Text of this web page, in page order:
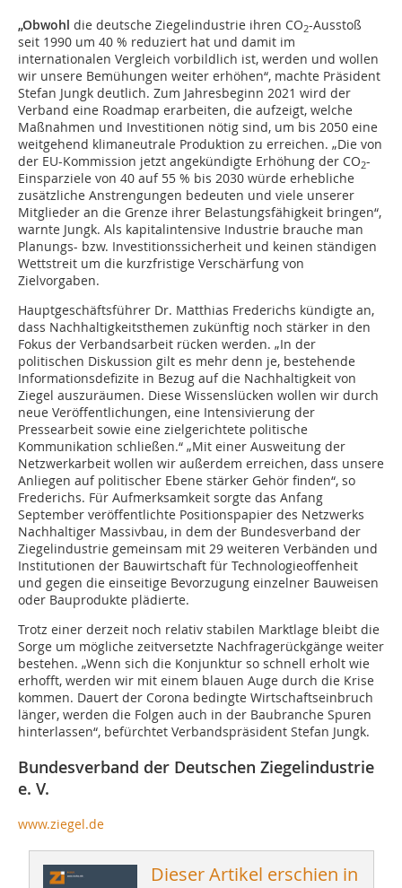
„Obwohl die deutsche Ziegelindustrie ihren CO2-Ausstoß
seit 1990 um 40 % reduziert hat und damit im
internationalen Vergleich vorbildlich ist, werden und wollen
wir unsere Bemühungen weiter erhöhen“, machte Präsident
Stefan Jungk deutlich. Zum Jahresbeginn 2021 wird der
Verband eine Roadmap erarbeiten, die aufzeigt, welche
Maßnahmen und Investitionen nötig sind, um bis 2050 eine
weitgehend klimaneutrale Produktion zu erreichen. „Die von
der EU-Kommission jetzt angekündigte Erhöhung der CO2-
Einsparziele von 40 auf 55 % bis 2030 würde erhebliche
zusätzliche Anstrengungen bedeuten und viele unserer
Mitglieder an die Grenze ihrer Belastungsfähigkeit bringen“,
warnte Jungk. Als kapitalintensive Industrie brauche man
Planungs- bzw. Investitionssicherheit und keinen ständigen
Wettstreit um die kurzfristige Verschärfung von
Zielvorgaben.
Hauptgeschäftsführer Dr. Matthias Frederichs kündigte an,
dass Nachhaltigkeitsthemen zukünftig noch stärker in den
Fokus der Verbandsarbeit rücken werden. „In der
politischen Diskussion gilt es mehr denn je, bestehende
Informationsdefizite in Bezug auf die Nachhaltigkeit von
Ziegel auszuräumen. Diese Wissenslücken wollen wir durch
neue Veröffentlichungen, eine Intensivierung der
Pressearbeit sowie eine zielgerichtete politische
Kommunikation schließen.“ „Mit einer Ausweitung der
Netzwerkarbeit wollen wir außerdem erreichen, dass unsere
Anliegen auf politischer Ebene stärker Gehör finden“, so
Frederichs. Für Aufmerksamkeit sorgte das Anfang
September veröffentlichte Positionspapier des Netzwerks
Nachhaltiger Massivbau, in dem der Bundesverband der
Ziegelindustrie gemeinsam mit 29 weiteren Verbänden und
Institutionen der Bauwirtschaft für Technologieoffenheit
und gegen die einseitige Bevorzugung einzelner Bauweisen
oder Bauprodukte plädierte.
Trotz einer derzeit noch relativ stabilen Marktlage bleibt die
Sorge um mögliche zeitversetzte Nachfragerückgänge weiter
bestehen. „Wenn sich die Konjunktur so schnell erholt wie
erhofft, werden wir mit einem blauen Auge durch die Krise
kommen. Dauert der Corona bedingte Wirtschaftseinbruch
länger, werden die Folgen auch in der Baubranche Spuren
hinterlassen“, befürchtet Verbandspräsident Stefan Jungk.
Bundesverband der Deutschen Ziegelindustrie
e. V.
www.ziegel.de
Dieser Artikel erschien in